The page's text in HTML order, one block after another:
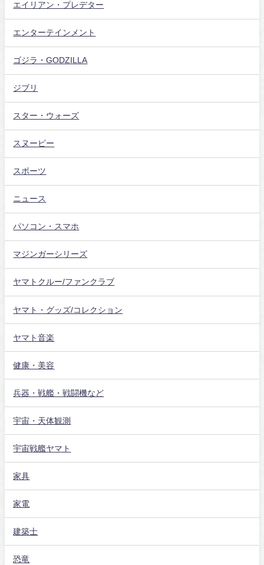
エイリアン・プレデター
エンターテインメント
ゴジラ・GODZILLA
ジブリ
スター・ウォーズ
スヌーピー
スポーツ
ニュース
パソコン・スマホ
マジンガーシリーズ
ヤマトクルー/ファンクラブ
ヤマト・グッズ/コレクション
ヤマト音楽
健康・美容
兵器・戦艦・戦闘機など
宇宙・天体観測
宇宙戦艦ヤマト
家具
家電
建築士
恐竜